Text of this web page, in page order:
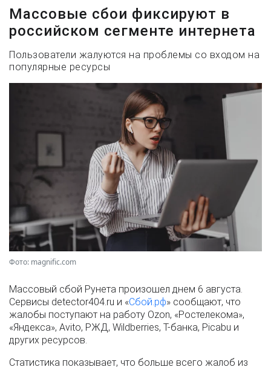
Массовые сбои фиксируют в
российском сегменте интернета
Пользователи жалуются на проблемы со входом на
популярные ресурсы
Фото: magnific.com
Массовый сбой Рунета произошел днем 6 августа.
Сервисы detector404.ru и «Сбой.рф» сообщают, что
жалобы поступают на работу Ozon, «Ростелекома»,
«Яндекса», Avito, РЖД, Wildberries, Т-банка, Picabu и
других ресурсов.
Статистика показывает, что больше всего жалоб из